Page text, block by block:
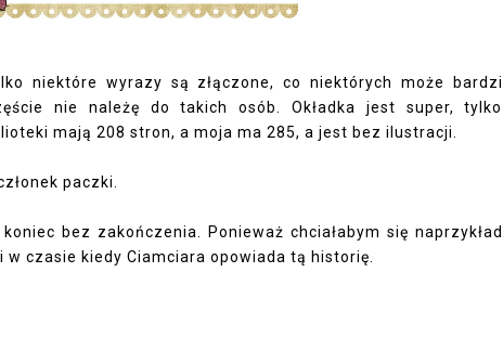
niektóre wyrazy są złączone, co niektórych może bardzi
nie należę do takich osób. Okładka jest super, tylko
mają 208 stron, a moja ma 285, a jest bez ilustracji.
paczki.
bez zakończenia. Ponieważ chciałabym się naprzykład
czasie kiedy Ciamciara opowiada tą historię.